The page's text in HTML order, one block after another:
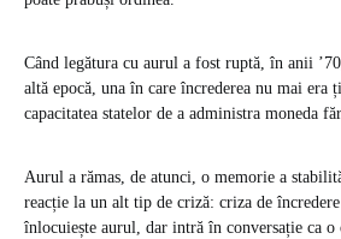
Când legătura cu aurul a fost ruptă, în anii
altă epocă, una în care încrederea nu mai
capacitatea statelor de a administra moneda
Aurul a rămas, de atunci, o memorie a
reacție la un alt tip de criză: criza de
înlocuiește aurul, dar intră în conversație ca o